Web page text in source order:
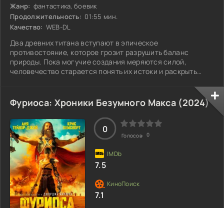
Жанр: фантастика, боевик
Продолжительность: 01:55 мин.
Качество: WEB-DL
Два древних титана вступают в эпическое
противостояние, которое грозит разрушить баланс
природы. Пока могучие создания меряются силой,
человечество старается понять их истоки и раскрыть
масштабных битв открываются неизвестные ранее факты,
которые могут изменить ход событий. Удастся ли людям
использовать эту информацию, чтобы предотвратить
неизбежное или они столкнутся с новой угрозой, о
которой даже не подозревали?
Фуриоса: Хроники Безумного Макса (2024)
0
Голосов: 0
7.5
7.1